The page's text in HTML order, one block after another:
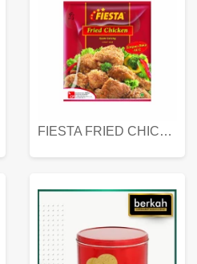
FIESTA FRIED CHICKEN 500 GR